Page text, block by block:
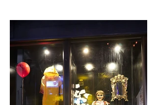
de todos los tiempos en un concierto en
sinfónica en pleno, coro y una
sorprendente puesta en escena pensada
especialmente pa